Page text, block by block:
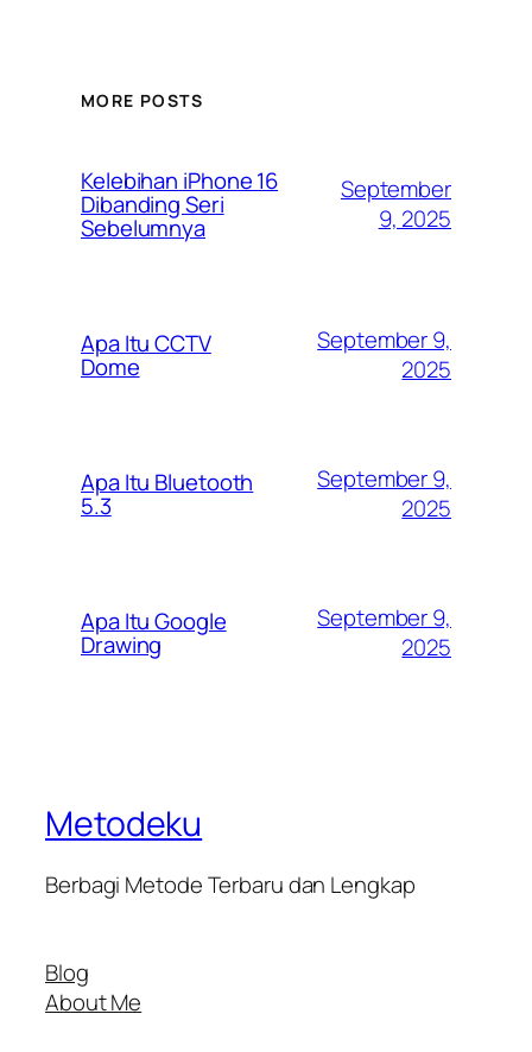
MORE POSTS
Kelebihan iPhone 16
Dibanding Seri
Sebelumnya
September
9, 2025
Apa Itu CCTV
Dome
September 9,
2025
Apa Itu Bluetooth
5.3
September 9,
2025
Apa Itu Google
Drawing
September 9,
2025
Metodeku
Berbagi Metode Terbaru dan Lengkap
Blog
About Me